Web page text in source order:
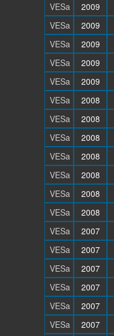
VESa
2009
VESa
2009
VESa
2009
VESa
2009
VESa
2009
VESa
2008
VESa
2008
VESa
2008
VESa
2008
VESa
2008
VESa
2008
VESa
2008
VESa
2007
VESa
2007
VESa
2007
VESa
2007
VESa
2007
VESa
2007